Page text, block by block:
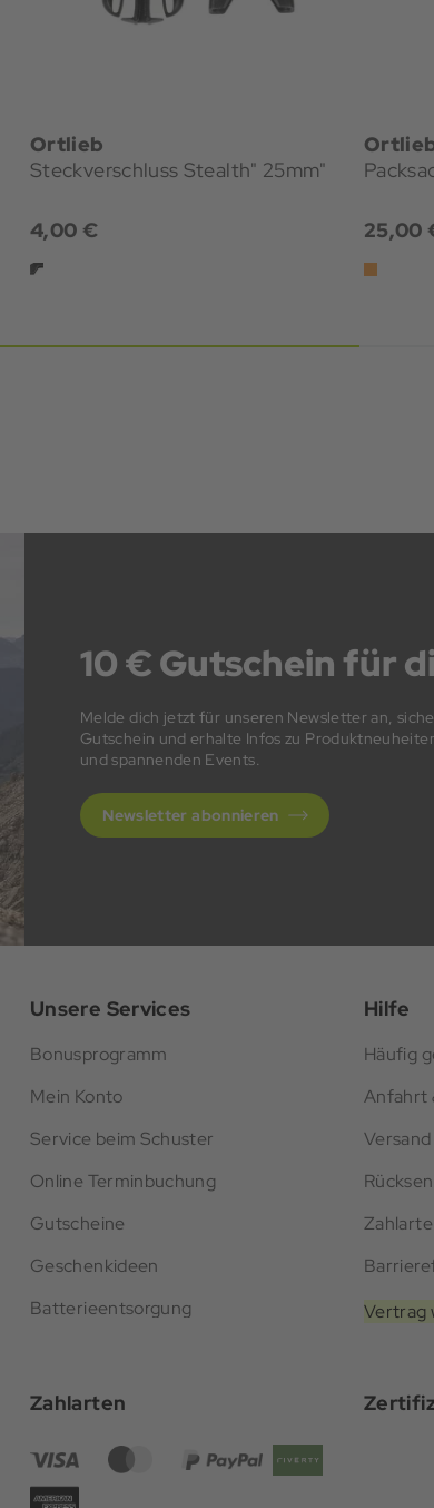
Ortlieb
Steckverschluss Stealth" 25mm"
4,00 € 25,00
10 € Gutschein für
Melde dich jetzt für unseren Newsletter an,
Gutschein und erhalte Infos zu
und spannenden Events.
Newsletter abonnieren
Unsere Services
Bonusprogramm
Mein Konto
Service beim Schuster
Online Terminbuchung
Gutscheine
Geschenkideen
Batterieentsorgung
Hilfe
Häufig
Anfahrt
Versand
Vertrag
Zahlarten